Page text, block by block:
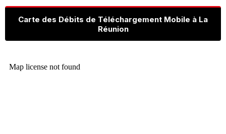
Carte des Débits de Téléchargement Mobile à La
Réunion